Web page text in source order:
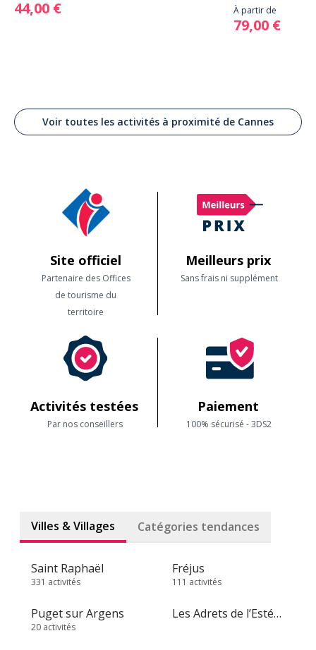
44,00 € À partir de
79,00 €
Voir toutes les activités à proximité de Cannes
Site officiel
Partenaire des Offices
de tourisme du
territoire
Meilleurs prix
Sans frais ni supplément
Activités testées
Par nos conseillers
Paiement
100% sécurisé - 3DS2
Villes & Villages Catégories tendances
Saint Raphaël
331 activités
Fréjus
111 activités
Puget sur Argens
20 activités
Les Adrets de l’Estérel